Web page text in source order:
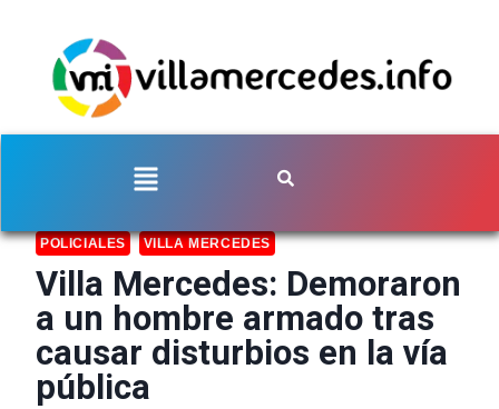
POLICIALES VILLA MERCEDES
Villa Mercedes: Demoraron
a un hombre armado tras
causar disturbios en la vía
pública